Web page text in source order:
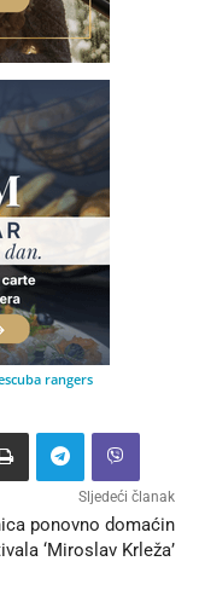
scuba rangers
Sljedeći članak
ponovno domaćin
‘Miroslav Krleža’